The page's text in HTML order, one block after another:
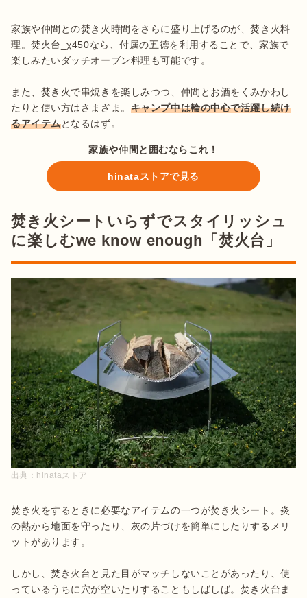
家族や仲間との焚き火時間をさらに盛り上げるのが、焚き火料
理。焚火台_χ450なら、付属の五徳を利用することで、家族で
楽しみたいダッチオーブン料理も可能です。
また、焚き火で串焼きを楽しみつつ、仲間とお酒をくみかわし
たりと使い方はさまざま。 キャンプ中は輪の中心で活躍し続け
るアイテムとなるはず。
家族や仲間と囲むならこれ！
hinataストアで見る
焚き火シートいらずでスタイリッシュ
に楽しむwe know enough「焚火台」
出典： hinataストア
焚き火をするときに必要なアイテムの一つが焚き火シート。炎
の熱から地面を守ったり、灰の片づけを簡単にしたりするメリ
ットがあります。
しかし、焚き火台と見た目がマッチしないことがあったり、使
っているうちに穴が空いたりすることもしばしば。焚き火台ま